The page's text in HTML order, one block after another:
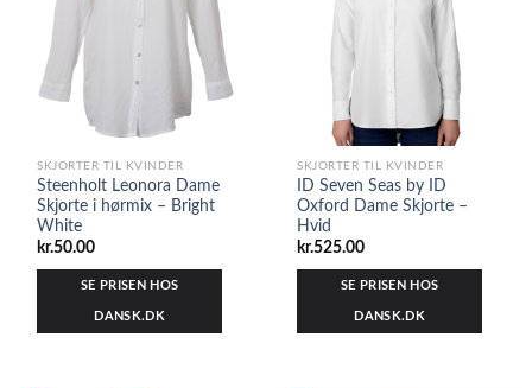
SKJORTER TIL KVINDER
Steenholt Leonora Dame
Skjorte i hørmix – Bright
White
kr.50.00
SE PRISEN HOS
DANSK.DK
SKJORTER TIL KVINDER
ID Seven Seas by ID
Oxford Dame Skjorte –
Hvid
kr.525.00
SE PRISEN HOS
DANSK.DK